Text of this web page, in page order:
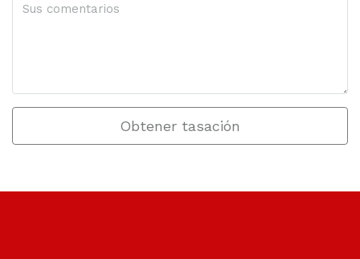
Obtener tasación